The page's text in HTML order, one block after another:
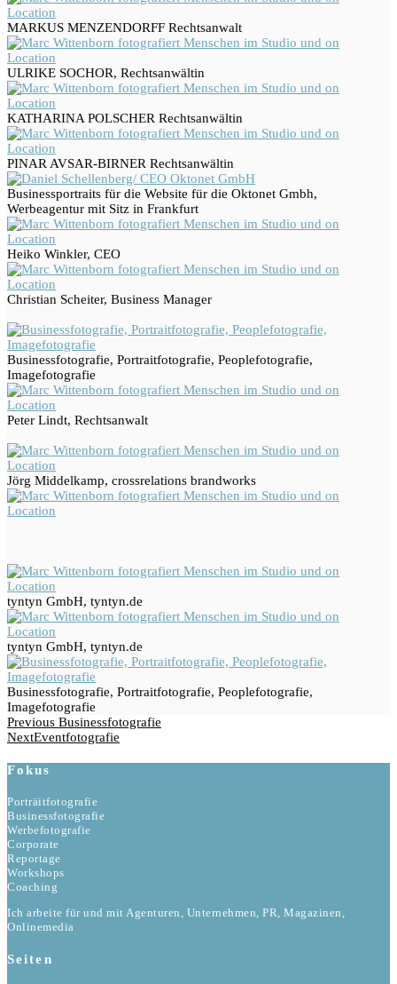
MARKUS MENZENDORFF Rechtsanwalt
ULRIKE SOCHOR, Rechtsanwältin
KATHARINA POLSCHER Rechtsanwältin
PINAR AVSAR-BIRNER Rechtsanwältin
Businessportraits für die Website für die Oktonet Gmbh,
Werbeagentur mit Sitz in Frankfurt
Heiko Winkler, CEO
Christian Scheiter, Business Manager
Businessfotografie, Portraitfotografie, Peoplefotografie,
Imagefotografie
Peter Lindt, Rechtsanwalt
Jörg Middelkamp, crossrelations brandworks
tyntyn GmbH, tyntyn.de
tyntyn GmbH, tyntyn.de
Businessfotografie, Portraitfotografie, Peoplefotografie,
Imagefotografie
Beitragsnavigation
Previous
Post
Previous Businessfotografie
Next
NextEventfotografie
Fokus
Porträitfotografie
Businessfotografie
Werbefotografie
Corporate
Reportage
Workshops
Coaching
Ich arbeite für und mit Agenturen, Unternehmen, PR, Magazinen,
Onlinemedia
Seiten